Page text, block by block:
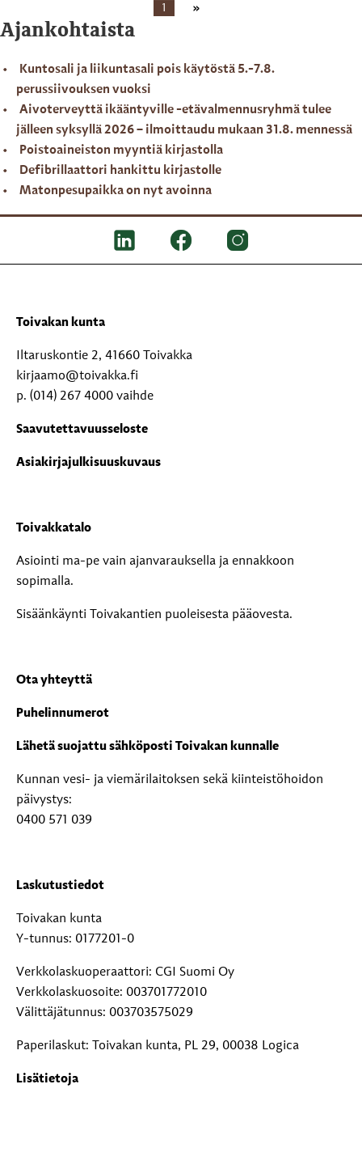
1
Ajankohtaista
Kuntosali ja liikuntasali pois käytöstä 5.-7.8.
perussiivouksen vuoksi
Aivoterveyttä ikääntyville -etävalmennusryhmä tulee
jälleen syksyllä 2026 – ilmoittaudu mukaan 31.8. mennessä
Poistoaineiston myyntiä kirjastolla
Defibrillaattori hankittu kirjastolle
Matonpesupaikka on nyt avoinna
Toivakan kunta
Iltaruskontie 2, 41660 Toivakka
kirjaamo@toivakka.fi
p. (014) 267 4000 vaihde
Saavutettavuusseloste
Asiakirjajulkisuuskuvaus
Toivakkatalo
Asiointi ma-pe vain ajanvarauksella ja ennakkoon
sopimalla.
Sisäänkäynti Toivakantien puoleisesta pääovesta.
Ota yhteyttä
Puhelinnumerot
Lähetä suojattu sähköposti Toivakan kunnalle
Kunnan vesi- ja viemärilaitoksen sekä kiinteistöhoidon
päivystys:
0400 571 039
Laskutustiedot
Toivakan kunta
Y-tunnus: 0177201-0
Verkkolaskuoperaattori: CGI Suomi Oy
Verkkolaskuosoite: 003701772010
Välittäjätunnus: 003703575029
Paperilaskut: Toivakan kunta, PL 29, 00038 Logica
Lisätietoja